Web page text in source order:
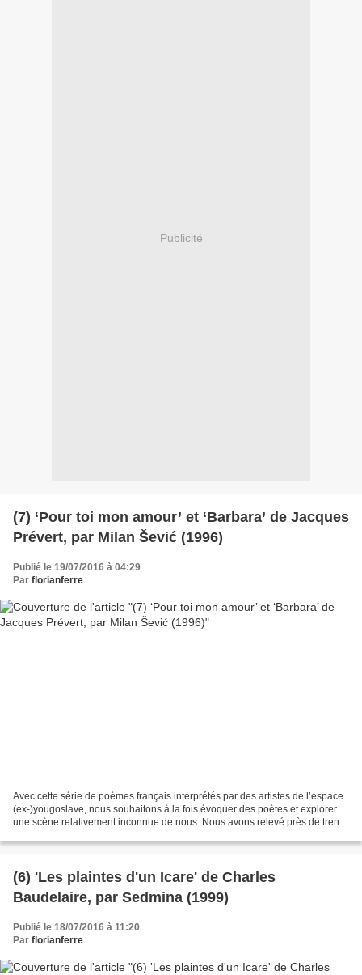
Publicité
(7) ‘Pour toi mon amour’ et ‘Barbara’ de Jacques
Prévert, par Milan Šević (1996)
Publié le 19/07/2016 à 04:29
Par florianferre
Avec cette série de poèmes français interprétés par des artistes de l’espace
(ex-)yougoslave, nous souhaitons à la fois évoquer des poètes et explorer
une scène relativement inconnue de nous. Nous avons relevé près de trente
(6) 'Les plaintes d'un Icare' de Charles
Baudelaire, par Sedmina (1999)
Publié le 18/07/2016 à 11:20
Par florianferre